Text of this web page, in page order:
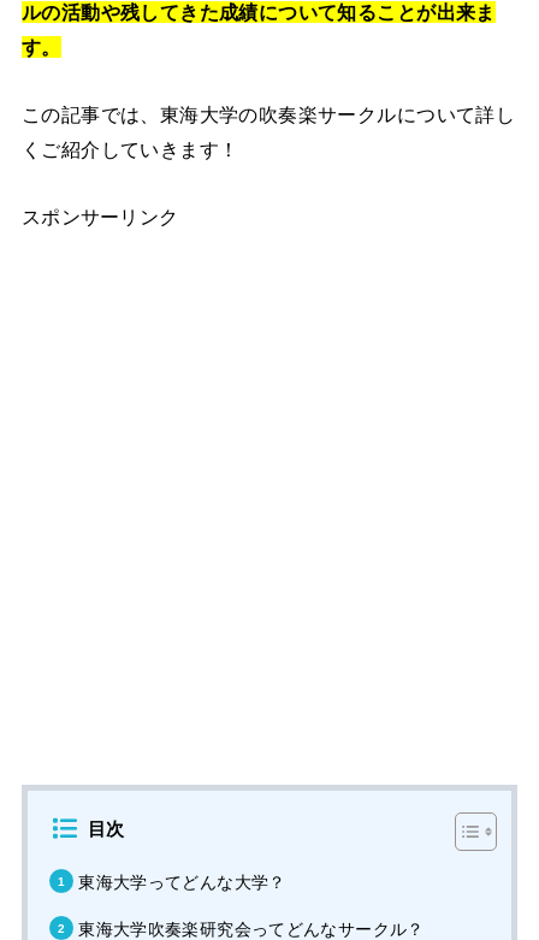
ルの活動や残してきた成績について知ることが出来ま
す。
この記事では、東海大学の吹奏楽サークルについて詳し
くご紹介していきます！
スポンサーリンク
目次
東海大学ってどんな大学？
東海大学吹奏楽研究会ってどんなサークル？